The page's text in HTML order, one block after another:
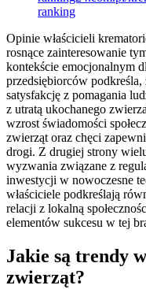
ranking
Opinie właścicieli
rosnące zainteresowanie
kontekście emocjonalnym
przedsiębiorców
satysfakcję z pomagania
z utratą ukochanego
wzrost świadomości
zwierząt oraz chęci
drogi. Z drugiej strony
wyzwania związane z
inwestycji w nowoczesne
właściciele podkreślają
relacji z lokalną
elementów sukcesu w tej
Jakie są trendy
zwierząt?